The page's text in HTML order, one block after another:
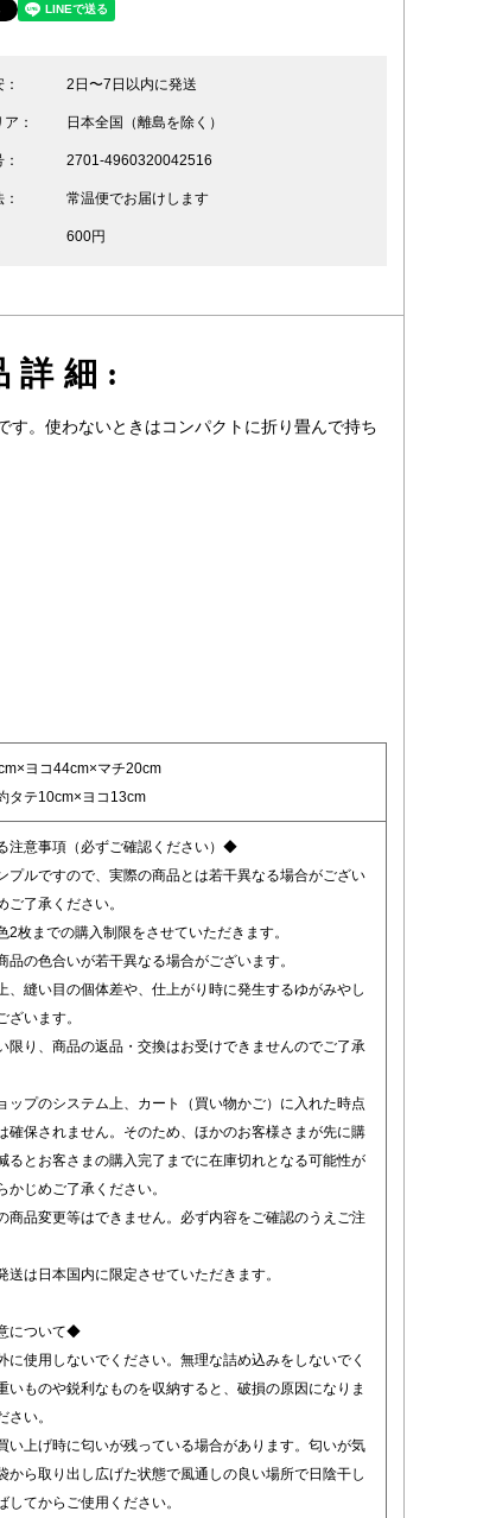
2日〜7日以内に発送
： 日本全国（離島を除く）
2701-4960320042516
常温便でお届けします
600円
詳細:
。使わないときはコンパクトに折り畳んで持ち
ヨコ44cm×マチ20cm
タテ10cm×ヨコ13cm
注意事項（必ずご確認ください）◆
プルですので、実際の商品とは若干異なる場合がござい
ご了承ください。
2枚までの購入制限をさせていただきます。
品の色合いが若干異なる場合がございます。
、縫い目の個体差や、仕上がり時に発生するゆがみやし
ざいます。
限り、商品の返品・交換はお受けできませんのでご了承
ップのシステム上、カート（買い物かご）に入れた時点
確保されません。そのため、ほかのお客様さまが先に購
るとお客さまの購入完了までに在庫切れとなる可能性が
かじめご了承ください。
商品変更等はできません。必ず内容をご確認のうえご注
送は日本国内に限定させていただきます。
について◆
に使用しないでください。無理な詰め込みをしないでく
いものや鋭利なものを収納すると、破損の原因になりま
さい。
い上げ時に匂いが残っている場合があります。匂いが気
から取り出し広げた状態で風通しの良い場所で日陰干し
してからご使用ください。